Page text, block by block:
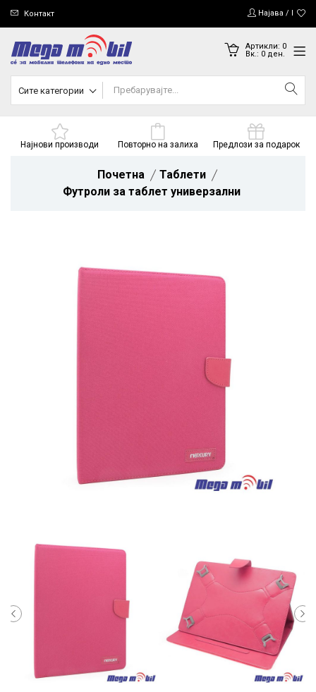
Контакт Најава /
Артикли: 0
Вк.: 0ден.
Сите категории
Најнови производи Повторно на залиха Предлози за подарок
Почетна
Таблети
Футроли за таблет универзални